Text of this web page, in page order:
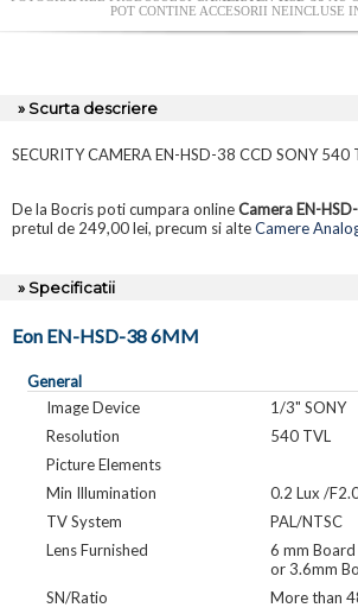
POT CONTINE ACCESORII NEINCLUSE
» Scurta descriere
SECURITY CAMERA EN-HSD-38 CCD SONY 540
De la Bocris poti cumpara onlineCamera EN-
pretul de 249,00 lei, precum si alteCamere
» Specificatii
Eon EN-HSD-38 6MM
General
Image Device
1/3" SONY
Resolution
540 TVL
Picture Elements
Min Illumination
0.2 Lux /
TV System
PAL/NTSC
Lens Furnished
6 mm
or 3.6mm
SN/Ratio
More than